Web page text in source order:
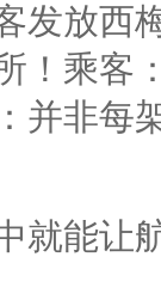
发放西
！乘客
并非每
就能让